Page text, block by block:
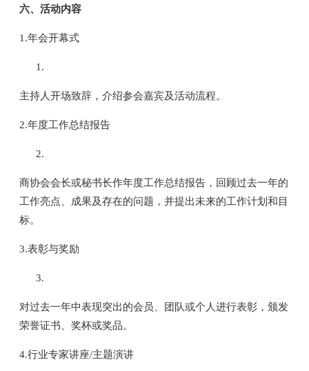
六、活动内容
1.年会开幕式
主持人开场致辞，介绍参会嘉宾及活动流程。
2.年度工作总结报告
商协会会长或秘书长作年度工作总结报告，回顾过去一年的
工作亮点、成果及存在的问题，并提出未来的工作计划和目
标。
3.表彰与奖励
对过去一年中表现突出的会员、团队或个人进行表彰，颁发
荣誉证书、奖杯或奖品。
4.行业专家讲座/主题演讲